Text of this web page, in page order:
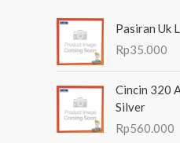
a
i
a
u
Pasiran Uk
Rp35.000
Cincin 320
Silver
Rp560.000